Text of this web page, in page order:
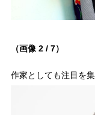
（画像 2 / 7）
作家としても注目を